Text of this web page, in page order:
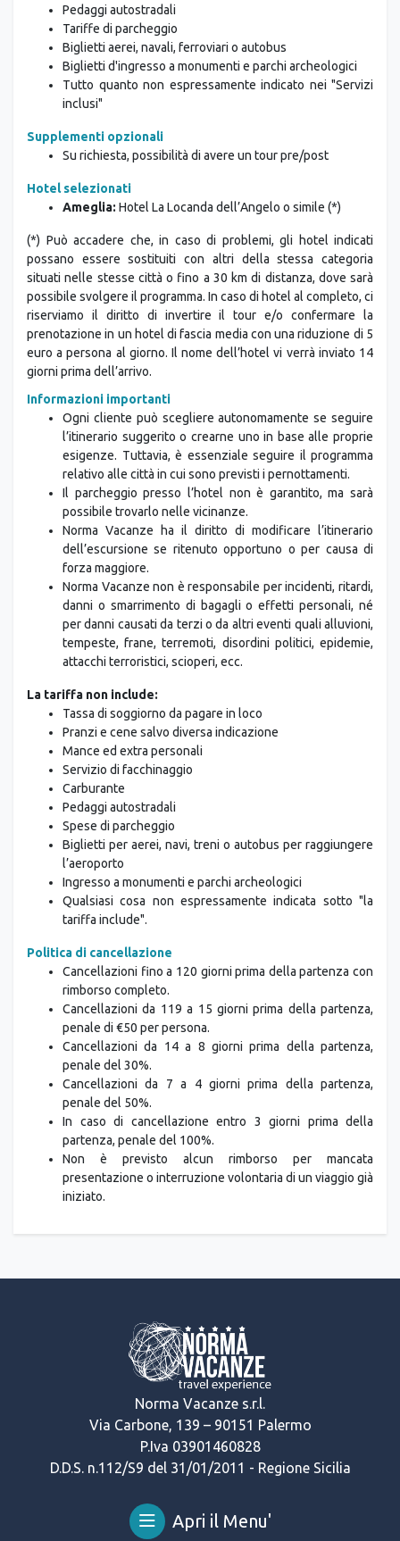
Pedaggi autostradali
Tariffe di parcheggio
Biglietti aerei, navali, ferroviari o autobus
Biglietti d'ingresso a monumenti e parchi archeologici
Tutto quanto non espressamente indicato nei "Servizi
inclusi"
Supplementi opzionali
Su richiesta, possibilità di avere un tour pre/post
Hotel selezionati
Ameglia: Hotel La Locanda dell’Angelo o simile (*)
(*) Può accadere che, in caso di problemi, gli hotel indicati
possano essere sostituiti con altri della stessa categoria
situati nelle stesse città o fino a 30 km di distanza, dove sarà
possibile svolgere il programma. In caso di hotel al completo, ci
riserviamo il diritto di invertire il tour e/o confermare la
prenotazione in un hotel di fascia media con una riduzione di 5
euro a persona al giorno. Il nome dell’hotel vi verrà inviato 14
giorni prima dell’arrivo.
Informazioni importanti
Ogni cliente può scegliere autonomamente se seguire
l’itinerario suggerito o crearne uno in base alle proprie
esigenze. Tuttavia, è essenziale seguire il programma
relativo alle città in cui sono previsti i pernottamenti.
Il parcheggio presso l’hotel non è garantito, ma sarà
possibile trovarlo nelle vicinanze.
Norma Vacanze ha il diritto di modificare l’itinerario
dell’escursione se ritenuto opportuno o per causa di
forza maggiore.
Norma Vacanze non è responsabile per incidenti, ritardi,
danni o smarrimento di bagagli o effetti personali, né
per danni causati da terzi o da altri eventi quali alluvioni,
tempeste, frane, terremoti, disordini politici, epidemie,
attacchi terroristici, scioperi, ecc.
La tariffa non include:
Tassa di soggiorno da pagare in loco
Pranzi e cene salvo diversa indicazione
Mance ed extra personali
Servizio di facchinaggio
Carburante
Pedaggi autostradali
Spese di parcheggio
Biglietti per aerei, navi, treni o autobus per raggiungere
l’aeroporto
Ingresso a monumenti e parchi archeologici
Qualsiasi cosa non espressamente indicata sotto "la
tariffa include".
Politica di cancellazione
Cancellazioni fino a 120 giorni prima della partenza con
rimborso completo.
Cancellazioni da 119 a 15 giorni prima della partenza,
penale di €50 per persona.
Cancellazioni da 14 a 8 giorni prima della partenza,
penale del 30%.
Cancellazioni da 7 a 4 giorni prima della partenza,
penale del 50%.
In caso di cancellazione entro 3 giorni prima della
partenza, penale del 100%.
Non è previsto alcun rimborso per mancata
presentazione o interruzione volontaria di un viaggio già
iniziato.
Norma Vacanze s.r.l.
Via Carbone, 139 – 90151 Palermo
P.Iva 03901460828
D.D.S. n.112/S9 del 31/01/2011 - Regione Sicilia
Apri il Menu'